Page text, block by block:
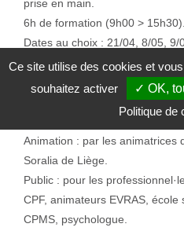
prise en main.
6h de formation (9h00 > 15h30).
Dates au choix : 21/04, 8/05, 9/
17/11, 15/01/27, 16/02/27, 12/
Lieu : rue E. Remouchamps, 2
Groupe de 8 à 10 participants
Animation : par les animatrices
Soralia de Liège.
Public : pour les
CPF, animateurs EVRAS, école
CPMS, psychologue.
Ce site utilise des cookies et
souhaitez activer
✓ OK,
Politique de